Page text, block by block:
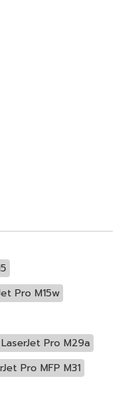
Pro M15w
Pro M29a
Pro MFP M31